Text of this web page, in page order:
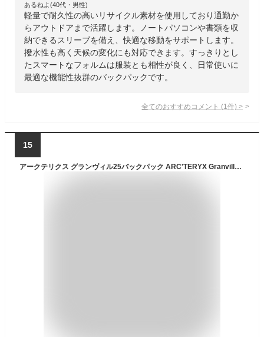
あるねよ(40代・男性)
軽量で耐久性の高いリサイクル素材を使用しており通勤か
らアウトドアまで活躍します。ノートパソコンや書類を収
納できるスリーブを備え、快適な移動をサポートします。
撥水性も高く天候の変化にも対応できます。すっきりとし
たスマートなフォルムは服装とも相性が良く、日常使いに
最適な機能性抜群のバックパックです。
全てのおすすめコメント (1 件) >
15
アークテリクス グランヴィル25バックパック ARC'TERYX Granville 25 Backpack リュック リュックサック ザック フェス 鞄 バッグ arcteryx おしゃれ キャンプ アウトドア